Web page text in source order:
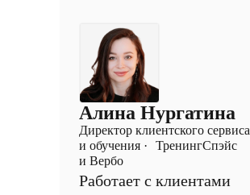
Алина Нургатина
Директор клиентского сервиса
и обучения · ТренингСпэйс
и Вербо
Работает с клиентами